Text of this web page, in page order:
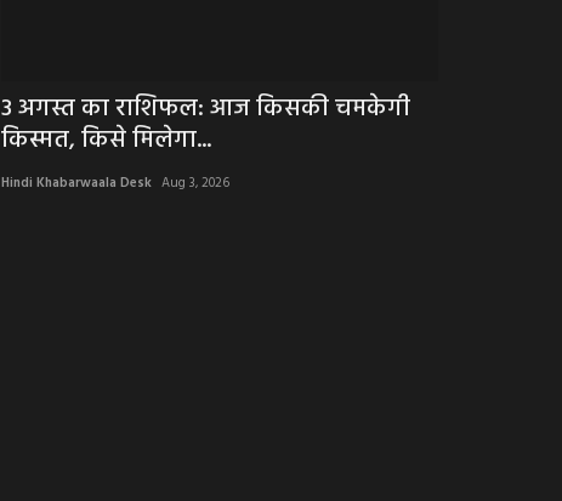
3 अगस्त का राशिफल: आज किसकी चमकेगी
किस्मत, किसे मिलेगा...
Hindi Khabarwaala Desk Aug 3, 2026